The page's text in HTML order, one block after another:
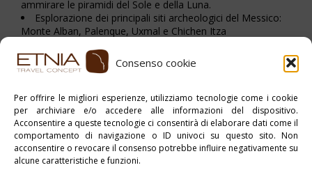
Consenso cookie
Per offrire le migliori esperienze, utilizziamo tecnologie come i cookie
per archiviare e/o accedere alle informazioni del dispositivo.
Acconsentire a queste tecnologie ci consentirà di elaborare dati come il
comportamento di navigazione o ID univoci su questo sito. Non
acconsentire o revocare il consenso potrebbe influire negativamente su
alcune caratteristiche e funzioni.
ammirare le piramidi del Sole e della Luna.
Esplorazione dei principali siti archeologici del Messico:
Monte Alban, Palenque, Uxmal e Chichen Itza
Stampa PDF
Pubblicato in:Messico,myCentralAmerica
Tag:Tour di Gruppo